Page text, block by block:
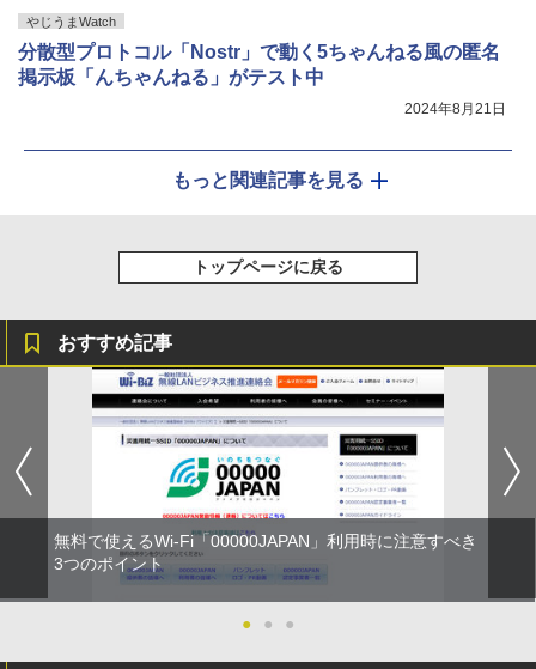
やじうまWatch
分散型プロトコル「Nostr」で動く5ちゃんねる風の匿名
掲示板「んちゃんねる」がテスト中
2024年8月21日
もっと関連記事を見る
トップページに戻る
おすすめ記事
無料で使えるWi-Fi「00000JAPAN」利用時に注意すべき
3つのポイント
● ● ●